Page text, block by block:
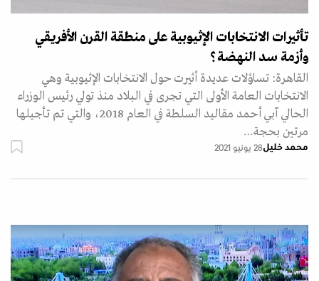
تأثيرات الانتخابات الإثيوبية على منطقة القرن الأفريقي
وأزمة سد النهضة؟
القاهرة: تساؤلات عديدة أثيرت حول الانتخابات الإثيوبية وهي
الانتخابات العامة الأولى التي تجرى في البلاد منذ تولي رئيس الوزراء
الحالي آبي أحمد مقاليد السلطة في العام 2018، والتي تم تأجيلها
مرتين بحجة…
محمد خليل28 يونيو 2021